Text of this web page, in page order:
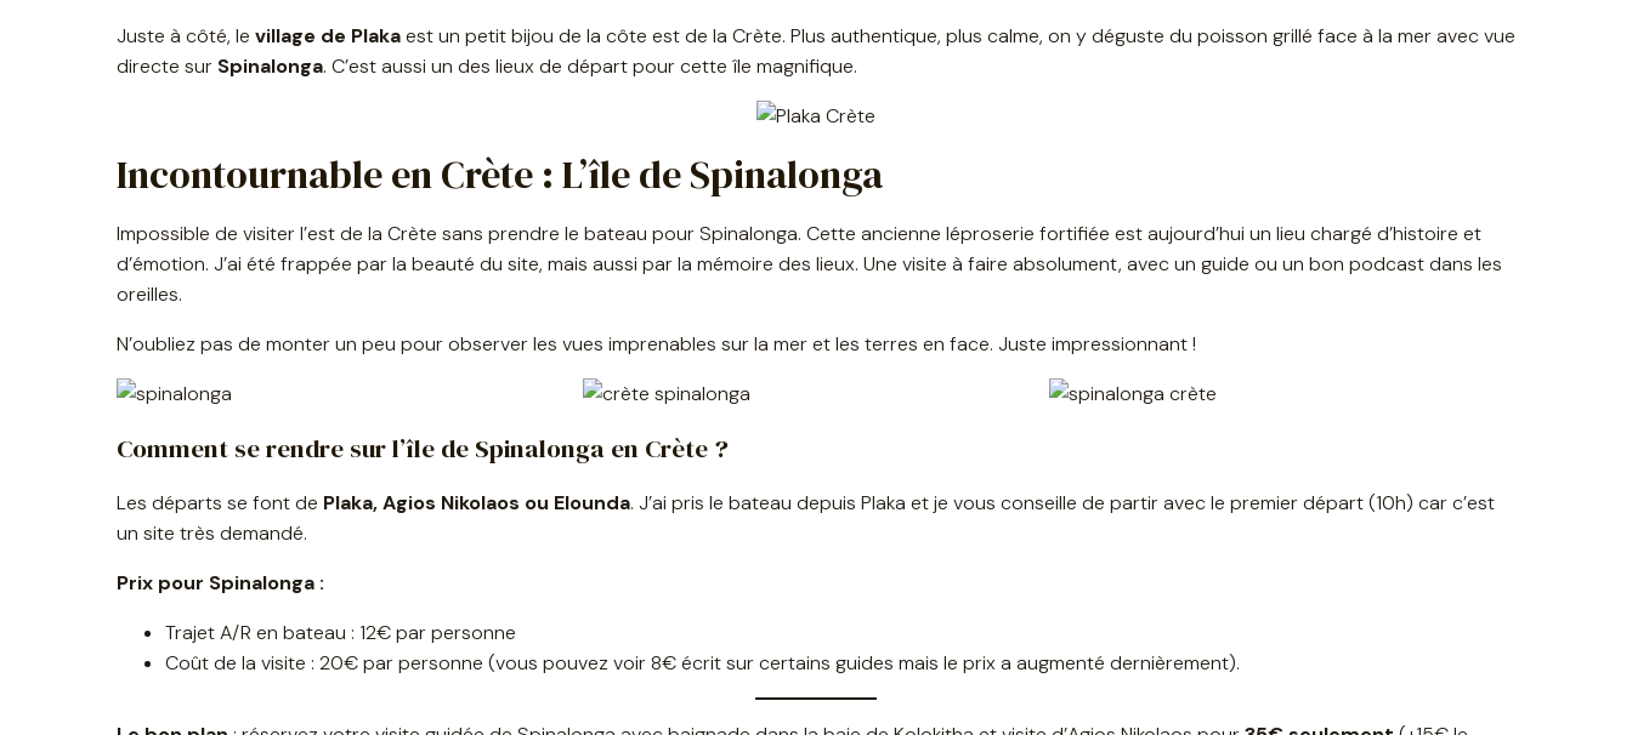
Juste à côté, le village de Plakaest un petit bijou de la côte est de la Crète. Plus authentique, plus calme, on y déguste du poisson grillé face à la mer avec vue
directe sur Spinalonga. C’est aussi un des lieux de départ pour cette île magnifique.
Incontournable en Crète : L’île de Spinalonga
Impossible de visiter l’est de la Crète sans prendre le bateau pour Spinalonga. Cette ancienne léproserie fortifiée est aujourd’hui un lieu chargé d’histoire et
d’émotion. J’ai été frappée par la beauté du site, mais aussi par la mémoire des lieux. Une visite à faire absolument, avec un guide ou un bon podcast dans les
oreilles.
N’oubliez pas de monter un peu pour observer les vues imprenables sur la mer et les terres en face. Juste impressionnant !
Comment se rendre sur l’île de Spinalonga en Crète ?
Les départs se font de Plaka, Agios Nikolaos ou Elounda. J’ai pris le bateau depuis Plaka et je vous conseille de partir avec le premier départ (10h) car c’est
un site très demandé.
Prix pour Spinalonga :
Trajet A/R en bateau : 12€ par personne
Coût de la visite : 20€ par personne (vous pouvez voir 8€ écrit sur certains guides mais le prix a augmenté dernièrement).